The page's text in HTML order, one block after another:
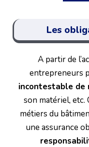
Les
A partir de
entrepreneurs
incontestable de
son matériel, etc.
métiers du
une assurance